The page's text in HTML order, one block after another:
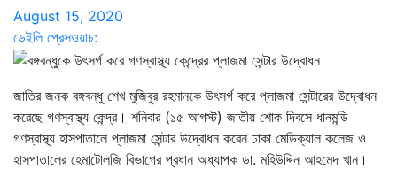
August 15, 2020
ডেইলি প্রেসওয়াচ:
জাতির জনক বঙ্গবন্ধু শেখ মুজিবুর রহমানকে উৎসর্গ করে প্লাজমা সেন্টারের উদ্বোধন
করেছে গণস্বাস্থ্য কেন্দ্র। শনিবার (১৫ আগস্ট) জাতীয় শোক দিবসে ধানমন্ডি
গণস্বাস্থ্য হাসপাতালে প্লাজমা সেন্টার উদ্বোধন করেন ঢাকা মেডিক্যাল কলেজ ও
হাসপাতালের হেমাটোলজি বিভাগের প্রধান অধ্যাপক ডা. মহিউদ্দিন আহমেদ খান।